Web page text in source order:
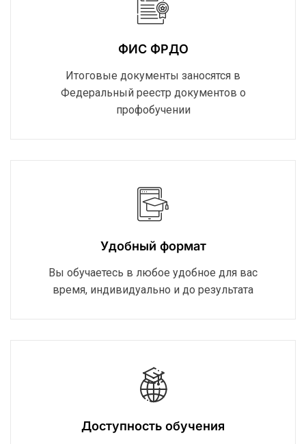
ФИС ФРДО
Итоговые документы заносятся в
Федеральный реестр документов о
профобучении
Удобный формат
Вы обучаетесь в любое удобное для вас
время, индивидуально и до результата
Доступность обучения